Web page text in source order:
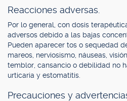
Reacciones adversas.
Por lo general, con dosis
adversos debido a las bajas
Pueden aparecer tos o sequedad
mareos, nerviosismo, náuseas,
temblor, cansancio o debilidad no
urticaria y estomatitis.
Precauciones y